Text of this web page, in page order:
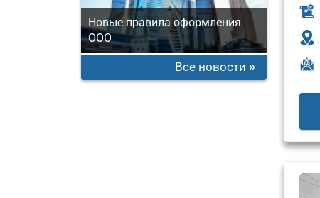
Новые правила оформления
ООО
Все новости